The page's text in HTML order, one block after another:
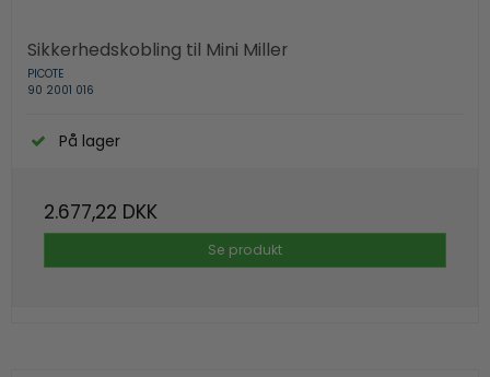
Sikkerhedskobling til Mini Miller
PICOTE
90 2001 016
På lager
2.677,22 DKK
Se produkt